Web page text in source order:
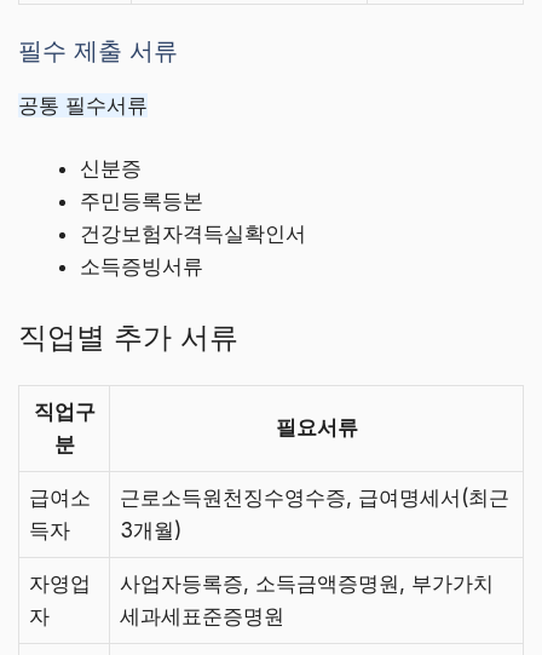
필수 제출 서류
공통 필수서류
신분증
주민등록등본
건강보험자격득실확인서
소득증빙서류
직업별 추가 서류
직업구
분
필요서류
급여소
득자
근로소득원천징수영수증, 급여명세서(최근
3개월)
자영업
자
사업자등록증, 소득금액증명원, 부가가치
세과세표준증명원